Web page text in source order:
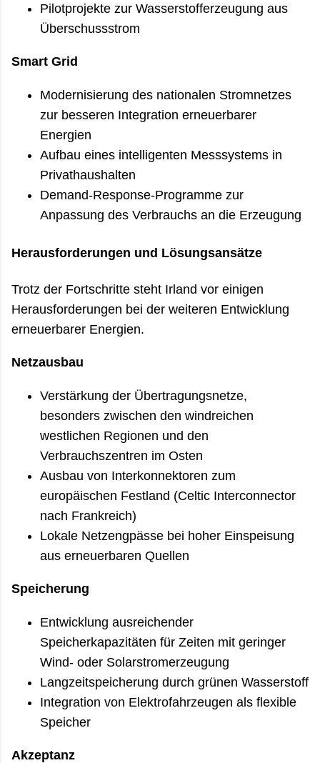
Pilotprojekte zur Wasserstofferzeugung aus
Überschussstrom
Smart Grid
Modernisierung des nationalen Stromnetzes
zur besseren Integration erneuerbarer
Energien
Aufbau eines intelligenten Messsystems in
Privathaushalten
Demand-Response-Programme zur
Anpassung des Verbrauchs an die Erzeugung
Herausforderungen und Lösungsansätze
Trotz der Fortschritte steht Irland vor einigen
Herausforderungen bei der weiteren Entwicklung
erneuerbarer Energien.
Netzausbau
Verstärkung der Übertragungsnetze,
besonders zwischen den windreichen
westlichen Regionen und den
Verbrauchszentren im Osten
Ausbau von Interkonnektoren zum
europäischen Festland (Celtic Interconnector
nach Frankreich)
Lokale Netzengpässe bei hoher Einspeisung
aus erneuerbaren Quellen
Speicherung
Entwicklung ausreichender
Speicherkapazitäten für Zeiten mit geringer
Wind- oder Solarstromerzeugung
Langzeitspeicherung durch grünen Wasserstoff
Integration von Elektrofahrzeugen als flexible
Speicher
Akzeptanz